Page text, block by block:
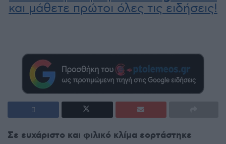
και μάθετε πρώτοι όλες τις ειδήσεις!
Σε ευχάριστο και φιλικό κλίμα εορτάστηκε